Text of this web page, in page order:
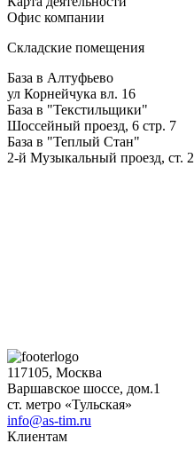
Офис компании
Складские помещения
База в Алтуфьево
ул Корнейчука вл. 16
База в "Текстильщики"
Шоссейный проезд, 6 стр. 7
База в "Теплый Стан"
2-й Музыкальный проезд, ст. 2
117105, Москва
Варшавское шоссе, дом.1
ст. метро «Тульская»
info@as-tim.ru
Клиентам